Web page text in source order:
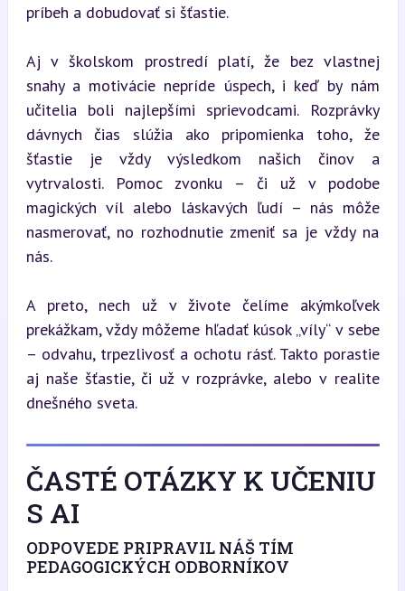
príbeh a dobudovať si šťastie.
Aj v školskom prostredí platí, že bez vlastnej
snahy a motivácie nepríde úspech, i keď by nám
učitelia boli najlepšími sprievodcami. Rozprávky
dávnych čias slúžia ako pripomienka toho, že
šťastie je vždy výsledkom našich činov a
vytrvalosti. Pomoc zvonku – či už v podobe
magických víl alebo láskavých ľudí – nás môže
nasmerovať, no rozhodnutie zmeniť sa je vždy na
nás.
A preto, nech už v živote čelíme akýmkoľvek
prekážkam, vždy môžeme hľadať kúsok „víly“ v sebe
– odvahu, trpezlivosť a ochotu rásť. Takto porastie
aj naše šťastie, či už v rozprávke, alebo v realite
dnešného sveta.
ČASTÉ OTÁZKY K UČENIU
S AI
ODPOVEDE PRIPRAVIL NÁŠ TÍM
PEDAGOGICKÝCH ODBORNÍKOV